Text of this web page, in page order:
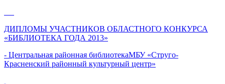
ДИПЛОМЫ УЧАСТНИКОВ ОБЛАСТНОГО КОНКУРСА
«БИБЛИОТЕКА ГОДА 2013»
- Центральная районная библиотекаМБУ «Струго-
Красненский районный культурный центр»